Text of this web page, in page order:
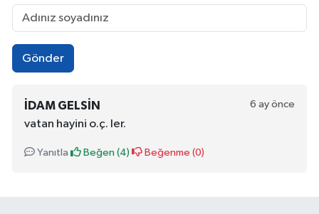
Gönder
IDAM GELSIN 6 ay önce
vatan hayini o.ç. ler.
Yanıtla Beğen (4) Beğenme (0)